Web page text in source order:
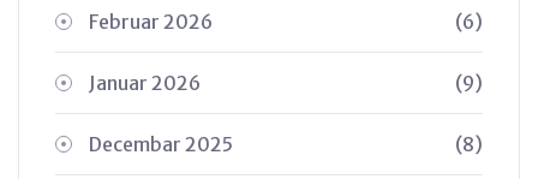
Februar 2026 (6)
Januar 2026 (9)
Decembar 2025 (8)